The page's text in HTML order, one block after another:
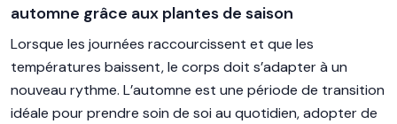
automne grâce aux plantes de saison
Lorsque les journées raccourcissent et que les
températures baissent, le corps doit s’adapter à un
nouveau rythme. L’automne est une période de transition
idéale pour prendre soin de soi au quotidien, adopter de